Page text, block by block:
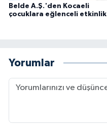
Belde A.Ş.'den Kocaeli
çocuklara eğlenceli etkinlik
Yorumlar